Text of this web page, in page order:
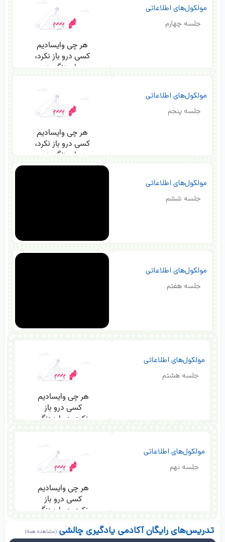
مولکول‌های اطلاعاتی
جلسه چهارم
مولکول‌های اطلاعاتی
جلسه پنجم
مولکول‌های اطلاعاتی
جلسه ششم
مولکول‌های اطلاعاتی
جلسه هفتم
مولکول‌های اطلاعاتی
جلسه هشتم
مولکول‌های اطلاعاتی
جلسه نهم
تدریس‌های رایگان آکادمی یادگیری چالشی